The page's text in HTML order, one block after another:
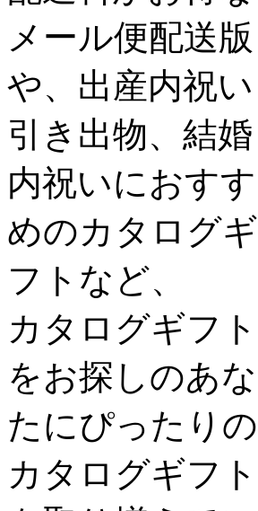
メール便配送版
や、出産内祝い
引き出物、結婚
内祝いにおすす
めのカタログギ
フトなど、
カタログギフト
をお探しのあな
たにぴったりの
カタログギフト